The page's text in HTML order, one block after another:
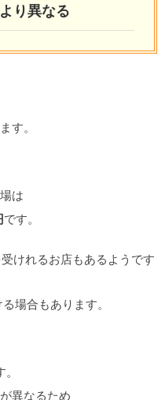
り異なる
す。
は
です。
けれるお店もあるようです
場合もあります。
。
異なるため